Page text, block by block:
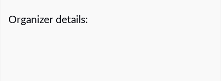
Organizer details: